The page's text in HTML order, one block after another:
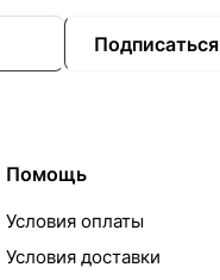
Подписаться
Помощь
Условия оплаты
Условия доставки